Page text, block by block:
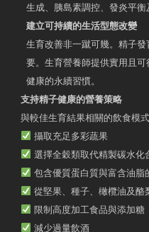
生成、胰島素調控、發炎平衡
建立可持續的生活型態改變
生育改善非一蹴可幾。精子
要。生育營養師提供實用且
健康的永續習慣。
支持精子健康的營養策略
與較佳生育結果相關的飲食模式
攝取充足多彩蔬果
選擇全穀類取代精製碳水化
包含優質蛋白質與富含油脂
從堅果、種子、橄欖油及酪
限制高度加工食品與添加糖
減少過量飲酒